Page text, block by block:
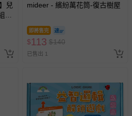
兒
mideer - 繽紛萬花筒-復古樹屋
即將售完
$113 $140
已售出 1